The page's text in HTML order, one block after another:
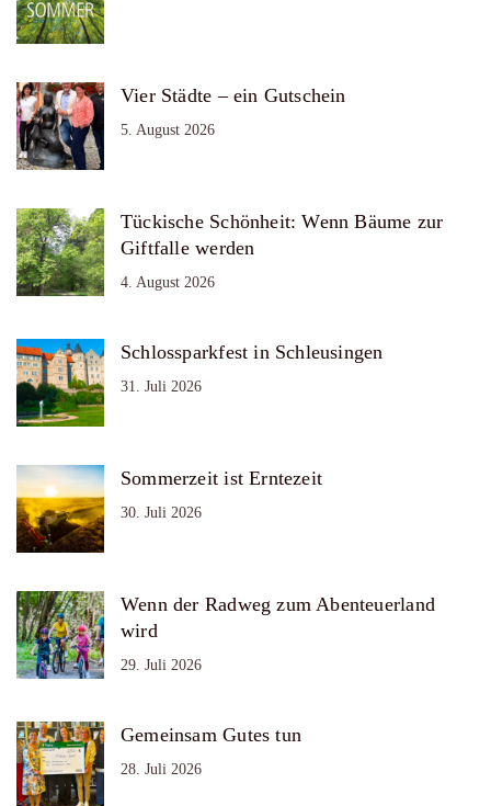
Vier Städte – ein Gutschein
5. August 2026
Tückische Schönheit: Wenn Bäume zur
Giftfalle werden
4. August 2026
Schlossparkfest in Schleusingen
31. Juli 2026
Sommerzeit ist Erntezeit
30. Juli 2026
Wenn der Radweg zum Abenteuerland
wird
29. Juli 2026
Gemeinsam Gutes tun
28. Juli 2026